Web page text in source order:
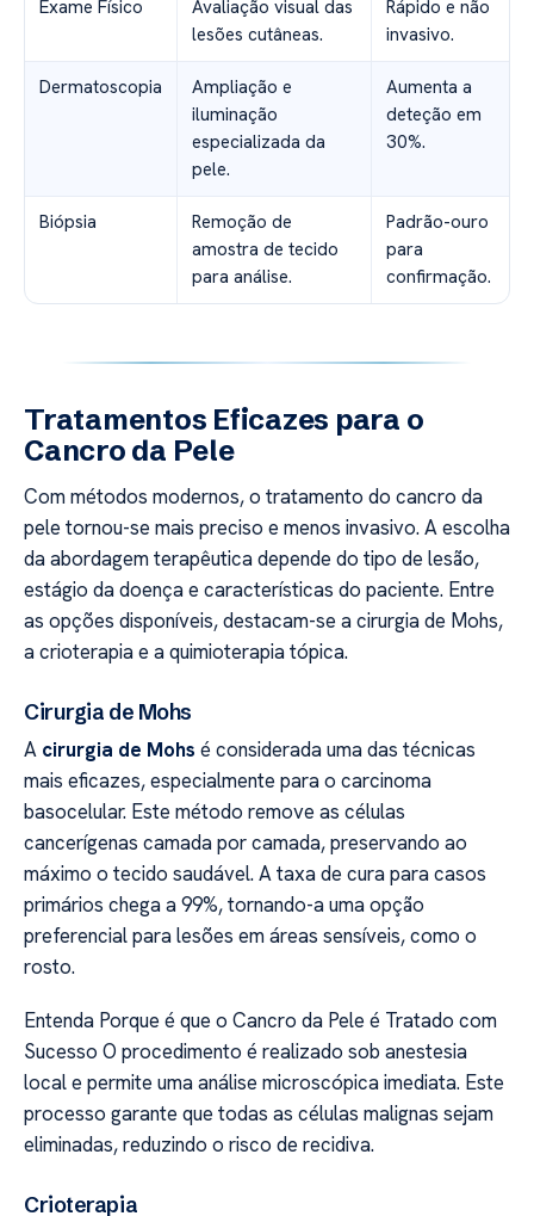
Exame Físico
Avaliação visual das
lesões cutâneas.
Rápido e não
invasivo.
Dermatoscopia
Ampliação e
iluminação
especializada da
pele.
Aumenta a
deteção em
30%.
Biópsia
Remoção de
amostra de tecido
para análise.
Padrão-ouro
para
confirmação.
Tratamentos Eficazes para o
Cancro da Pele
Com métodos modernos, o tratamento do cancro da
pele tornou-se mais preciso e menos invasivo. A escolha
da abordagem terapêutica depende do tipo de lesão,
estágio da doença e características do paciente. Entre
as opções disponíveis, destacam-se a cirurgia de Mohs,
a crioterapia e a quimioterapia tópica.
Cirurgia de Mohs
A cirurgia de Mohs é considerada uma das técnicas
mais eficazes, especialmente para o carcinoma
basocelular. Este método remove as células
cancerígenas camada por camada, preservando ao
máximo o tecido saudável. A taxa de cura para casos
primários chega a 99%, tornando-a uma opção
preferencial para lesões em áreas sensíveis, como o
rosto.
Entenda Porque é que o Cancro da Pele é Tratado com
Sucesso O procedimento é realizado sob anestesia
local e permite uma análise microscópica imediata. Este
processo garante que todas as células malignas sejam
eliminadas, reduzindo o risco de recidiva.
Crioterapia